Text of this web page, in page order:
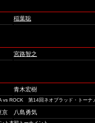
稲葉聡
宮路智之
青木宏樹
vs ROCK 第14回ネオブラッド・トーナ
京 八島勇気